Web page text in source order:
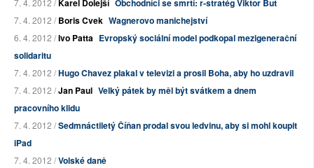
7. 4. 2012 /Karel Dolejší Obchodníci se smrtí: r-stratég Viktor But
7. 4. 2012 /Boris Cvek Wagnerovo manichejství
6. 4. 2012 /Ivo Patta Evropský sociální model podkopal mezigenerační
solidaritu
7. 4. 2012 /Hugo Chavez plakal v televizi a prosil Boha, aby ho uzdravil
7. 4. 2012 /Jan Paul Velký pátek by měl být svátkem a dnem
pracovního klidu
7. 4. 2012 /Sedmnáctiletý Číňan prodal svou ledvinu, aby si mohl koupit
iPad
7. 4. 2012 /Volské daně